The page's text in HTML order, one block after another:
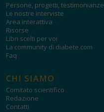
Persone, progetti, testimonianze
Le nostre interviste
Area interattiva
Risorse
Libri scelti per voi
La community di diabete.com
Faq
CHI SIAMO
Comitato scientifico
Redazione
Contatti